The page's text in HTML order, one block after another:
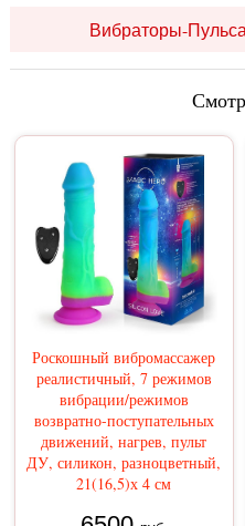
Вибраторы-
Роскошный вибромассажер
реалистичный, 7 режимов
вибрации/режимов
возвратно-поступательных
движений, нагрев, пульт
ДУ, силикон, разноцветный,
21(16,5)х 4 см